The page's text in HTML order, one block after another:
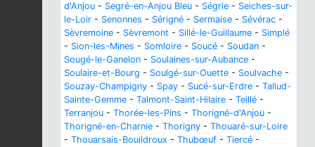
d'Anjou - Segré-en-Anjou Bleu - Ségrie - Seiches-sur-
le-Loir - Senonnes - Sérigné - Sermaise - Sévérac -
Sèvremoine - Sèvremont - Sillé-le-Guillaume - Simplé
- Sion-les-Mines - Somloire - Soucé - Soudan -
Sougé-le-Ganelon - Soulaines-sur-Aubance -
Soulaire-et-Bourg - Soulgé-sur-Ouette - Soulvache -
Souzay-Champigny - Spay - Sucé-sur-Erdre - Tallud-
Sainte-Gemme - Talmont-Saint-Hilaire - Teillé -
Terranjou - Thorée-les-Pins - Thorigné-d'Anjou -
Thorigné-en-Charnie - Thorigny - Thouaré-sur-Loire
- Thouarsais-Bouildroux - Thubœuf - Tiercé -